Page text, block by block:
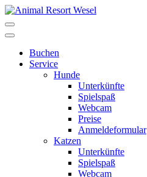
Buchen
Service
Hunde
Unterkünfte
Spielspaß
Webcam
Preise
Anmeldeformular
Katzen
Unterkünfte
Spielspaß
Webcam